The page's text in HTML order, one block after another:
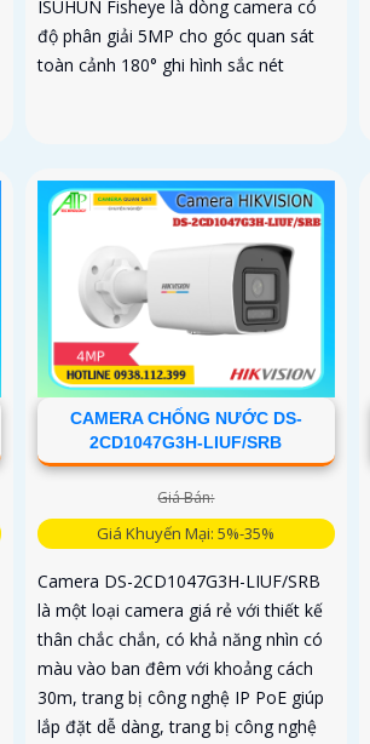
ISUHUN Fisheye là dòng camera có
độ phân giải 5MP cho góc quan sát
toàn cảnh 180° ghi hình sắc nét
CAMERA CHỐNG NƯỚC DS-
2CD1047G3H-LIUF/SRB
Giá Bán:
Giá Khuyến Mại: 5%-35%
Camera DS-2CD1047G3H-LIUF/SRB
là một loại camera giá rẻ với thiết kế
thân chắc chắn, có khả năng nhìn có
màu vào ban đêm với khoảng cách
30m, trang bị công nghệ IP PoE giúp
lắp đặt dễ dàng, trang bị công nghệ